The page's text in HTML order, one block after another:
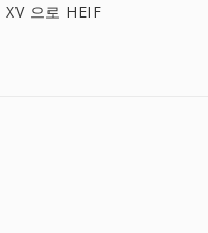
XV 으로 HEIF